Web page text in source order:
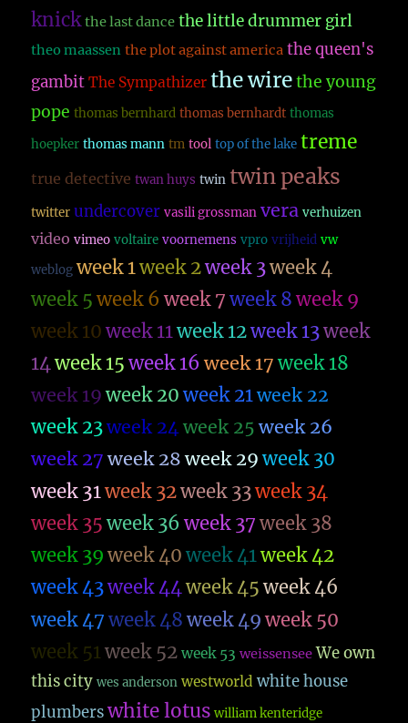
knick the last dance the little drummer girl
theo maassen the plot against america the queen's
gambit The Sympathizer the wire the young
pope thomas bernhard thomas bernhardt thomas
hoepker thomas mann tm tool top of the lake treme
true detective twan huys twin twin peaks
twitter undercover vasili grossman vera verhuizen
video vimeo voltaire voornemens vpro vrijheid vw
weblog week 1week 2week 3week 4
week 5 week 6 week 7 week 8 week 9
week 10 week 11week 12week 13week
14week 15 week 16 week 17 week 18
week 19 week 20 week 21week 22
week 23week 24week 25 week 26
week 27 week 28 week 29 week 30
week 31week 32week 33week 34
week 35 week 36 week 37 week 38
week 39 week 40 week 41week 42
week 43week 44week 45 week 46
week 47 week 48 week 49 week 50
week 51 week 52 week 53 weissensee We own
this city wes anderson westworld white house
plumbers white lotus william kenteridge